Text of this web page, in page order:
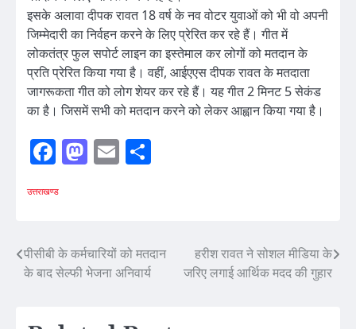
इसके अलावा दीपक रावत 18 वर्ष के नव वोटर युवाओं को भी वो अपनी
जिम्मेदारी का निर्वहन करने के लिए प्रेरित कर रहे हैं। गीत में
लोकतंत्र फुल सपोर्ट लाइन का इस्तेमाल कर लोगों को मतदान के
प्रति प्रेरित किया गया है। वहीं, आईएएस दीपक रावत के मतदाता
जागरूकता गीत को लोग शेयर कर रहे हैं। यह गीत 2 मिनट 5 सेकंड
का है। जिसमें सभी को मतदान करने को लेकर आह्वान किया गया है।
Facebook
Mastodon
Email
उत्तराखण्ड
Post
पीसीबी के कर्मचारियों को मतदान
के बाद सेल्फी भेजना अनिवार्य
हरीश रावत ने सोशल मीडिया के
जरिए लगाई आर्थिक मदद की गुहार